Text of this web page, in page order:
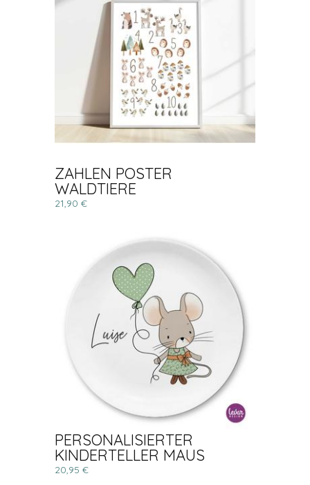
ZAHLEN POSTER
WALDTIERE
21,90 €
PERSONALISIERTER
KINDERTELLER MAUS
20,95 €